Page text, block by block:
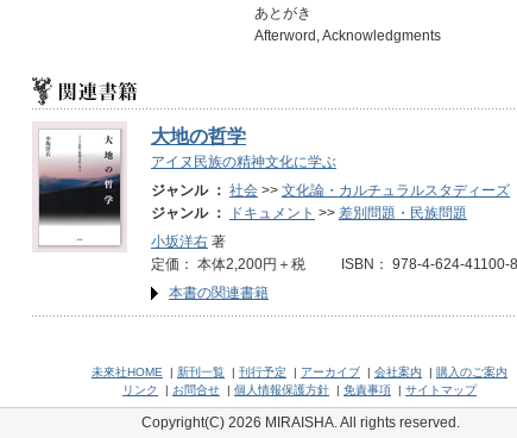
あとがき
Afterword, Acknowledgments
大地の哲学
アイヌ民族の精神文化に学ぶ
ジャンル ： 社会 >> 文化論・カルチュラルスタディーズ
ジャンル ：
ドキュメント >> 差別問題・民族問題
小坂洋右 著
定価： 本体2,200円＋税 ISBN： 978-4-624-
本書の関連書籍
未來社HOME | 新刊一覧 | 刊行予定 | アーカイブ | 会社案内 | 購入のご案内
リンク
| お問合せ | 個人情報保護方針 | 免責事項 | サイトマップ
Copyright(C) 2026 MIRAISHA. All rights reserved.